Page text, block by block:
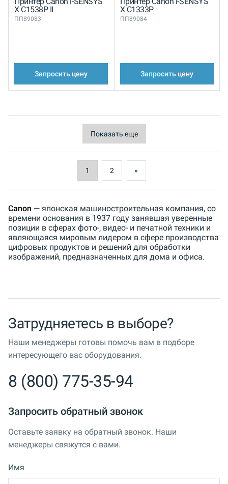
X C1538P II
ПП89083
Запросить цену
X C1333P
ПП89084
Запросить цену
Показать еще
1 2 »
Canon — японская машиностроительная компания, со
времени основания в 1937 году занявшая уверенные
позиции в сферах фото-, видео- и печатной техники и
являющаяся мировым лидером в сфере производства
цифровых продуктов и решений для обработки
изображений, предназначенных для дома и офиса.
Затрудняетесь в выборе?
Наши менеджеры готовы помочь вам в подборе
интересующего вас оборудования.
8 (800) 775-35-94
Запросить обратный звонок
Оставьте заявку на обратный звонок. Наши
менеджеры свяжутся с вами.
Имя